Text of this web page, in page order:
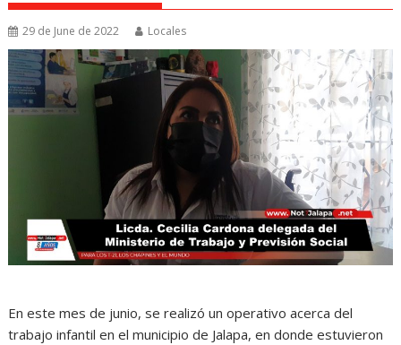
29 de June de 2022 Locales
En este mes de junio, se realizó un operativo acerca del
trabajo infantil en el municipio de Jalapa, en donde estuvieron